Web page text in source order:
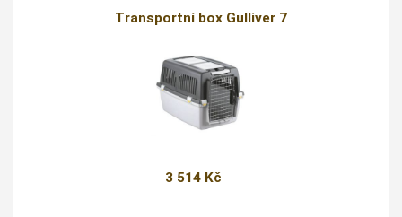
Transportní box Gulliver 7
3 514 Kč